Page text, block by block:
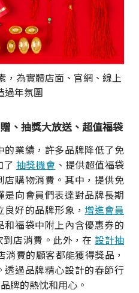
，為實體店面、官網、線上
過年氛圍
、抽獎大放送、超值福袋
業績，許多品牌降低了免
了 抽獎機會 、提供超值福袋
購物消費。其中，提供免
向會員們表達對品牌長期
好的品牌形象， 增進會員
和福袋中附上內含優惠券的
店消費。此外，在 設計抽
消費的顧客都能獲得獎品，
過品牌精心設計的春節行
牌的熱忱和用心。